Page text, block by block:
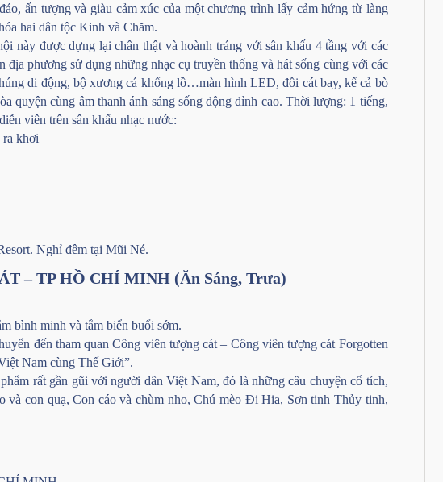
ấn tượng và giàu cảm xúc của một chương trình lấy cảm hứng từ làng
hai dân tộc Kinh và Chăm.
này được dựng lại chân thật và hoành tráng với sân khấu 4 tầng với các
địa phương sử dụng những nhạc cụ truyền thống và hát sống cùng với các
di động, bộ xương cá khổng lồ…màn hình LED, đồi cát bay, kể cả bò
quyện cùng âm thanh ánh sáng sống động đỉnh cao. Thời lượng: 1 tiếng,
viên trên sân khấu nhạc nước:
ra khơi
Nghỉ đêm tại Mũi Né.
– TP HỒ CHÍ MINH (Ăn Sáng, Trưa)
bình minh và tắm biển buổi sớm.
đến tham quan Công viên tượng cát – Công viên tượng cát Forgotten
Nam cùng Thế Giới”.
rất gần gũi với người dân Việt Nam, đó là những câu chuyện cổ tích,
và con quạ, Con cáo và chùm nho, Chú mèo Đi Hia, Sơn tinh Thủy tinh,